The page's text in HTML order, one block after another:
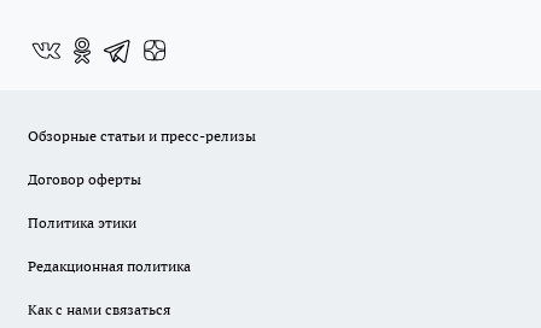
Обзорные статьи и пресс-релизы
Договор оферты
Политика этики
Редакционная политика
Как с нами связаться